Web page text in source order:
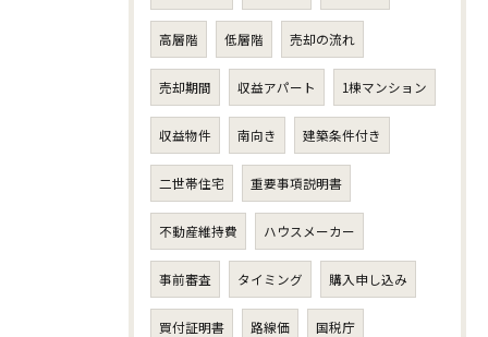
高層階 低層階 売却の流れ
売却期間 収益アパート 1棟マンション
収益物件 南向き 建築条件付き
二世帯住宅 重要事項説明書
不動産維持費 ハウスメーカー
事前審査 タイミング 購入申し込み
買付証明書 路線価 国税庁